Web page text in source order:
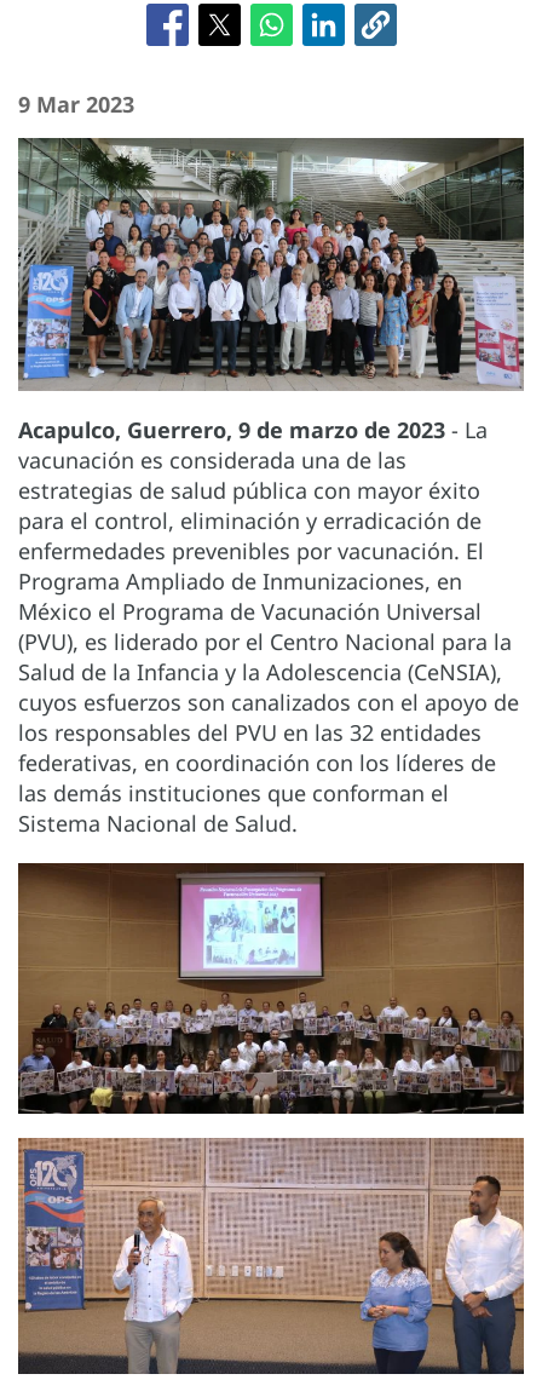
9 Mar 2023
Acapulco, Guerrero, 9 de marzo de 2023 - La
vacunación es considerada una de las
estrategias de salud pública con mayor éxito
para el control, eliminación y erradicación de
enfermedades prevenibles por vacunación. El
Programa Ampliado de Inmunizaciones, en
México el Programa de Vacunación Universal
(PVU), es liderado por el Centro Nacional para la
Salud de la Infancia y la Adolescencia (CeNSIA),
cuyos esfuerzos son canalizados con el apoyo de
los responsables del PVU en las 32 entidades
federativas, en coordinación con los líderes de
las demás instituciones que conforman el
Sistema Nacional de Salud.